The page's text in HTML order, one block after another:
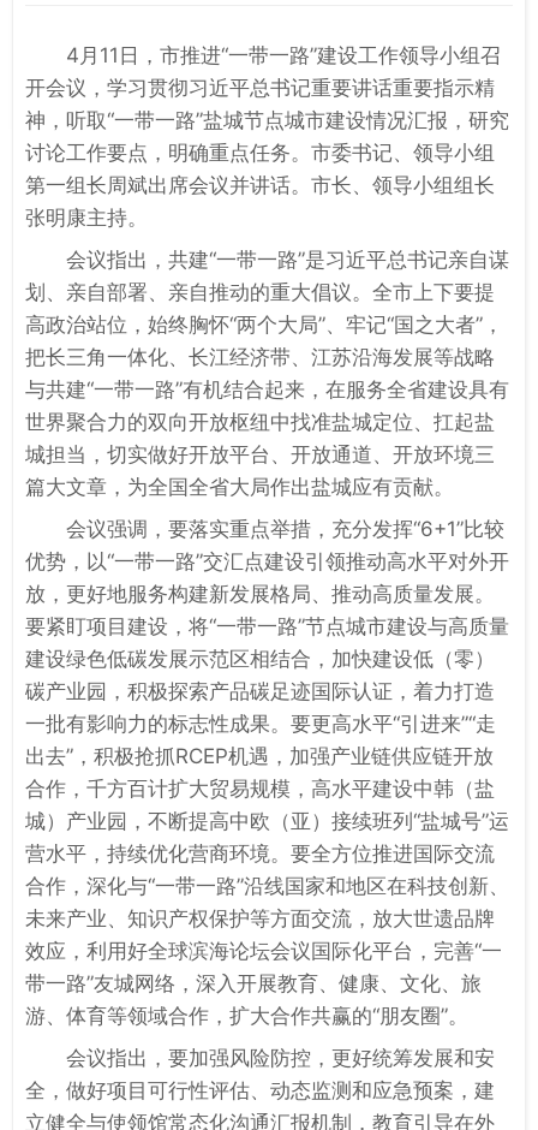
4月11日，市推进“一带一路”建设工作领导小组召
开会议，学习贯彻习近平总书记重要讲话重要指示精
神，听取“一带一路”盐城节点城市建设情况汇报，研究
讨论工作要点，明确重点任务。市委书记、领导小组
第一组长周斌出席会议并讲话。市长、领导小组组长
张明康主持。
会议指出，共建“一带一路”是习近平总书记亲自谋
划、亲自部署、亲自推动的重大倡议。全市上下要提
高政治站位，始终胸怀“两个大局”、牢记“国之大者”，
把长三角一体化、长江经济带、江苏沿海发展等战略
与共建“一带一路”有机结合起来，在服务全省建设具有
世界聚合力的双向开放枢纽中找准盐城定位、扛起盐
城担当，切实做好开放平台、开放通道、开放环境三
篇大文章，为全国全省大局作出盐城应有贡献。
会议强调，要落实重点举措，充分发挥“6+1”比较
优势，以“一带一路”交汇点建设引领推动高水平对外开
放，更好地服务构建新发展格局、推动高质量发展。
要紧盯项目建设，将“一带一路”节点城市建设与高质量
建设绿色低碳发展示范区相结合，加快建设低（零）
碳产业园，积极探索产品碳足迹国际认证，着力打造
一批有影响力的标志性成果。要更高水平“引进来”“走
出去”，积极抢抓RCEP机遇，加强产业链供应链开放
合作，千方百计扩大贸易规模，高水平建设中韩（盐
城）产业园，不断提高中欧（亚）接续班列“盐城号”运
营水平，持续优化营商环境。要全方位推进国际交流
合作，深化与“一带一路”沿线国家和地区在科技创新、
未来产业、知识产权保护等方面交流，放大世遗品牌
效应，利用好全球滨海论坛会议国际化平台，完善“一
带一路”友城网络，深入开展教育、健康、文化、旅
游、体育等领域合作，扩大合作共赢的“朋友圈”。
会议指出，要加强风险防控，更好统筹发展和安
全，做好项目可行性评估、动态监测和应急预案，建
立健全与使领馆常态化沟通汇报机制，教育引导在外